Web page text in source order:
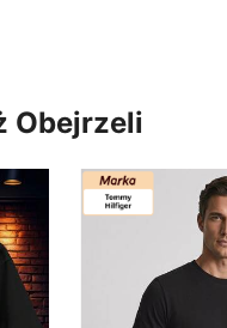
Obejrzeli